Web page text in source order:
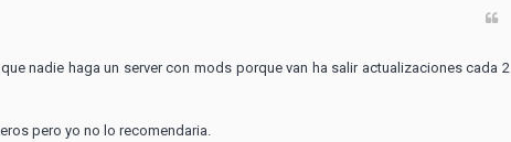
nadie haga un server con mods porque van ha salir actualizaciones cada 2
pero yo no lo recomendaria.